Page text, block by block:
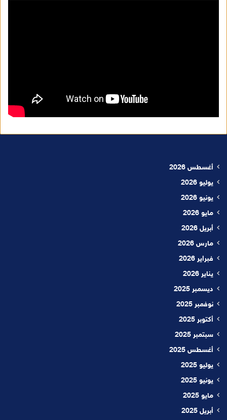
أغسطس 2026
يوليو 2026
يونيو 2026
مايو 2026
أبريل 2026
مارس 2026
فبراير 2026
يناير 2026
ديسمبر 2025
نوفمبر 2025
أكتوبر 2025
سبتمبر 2025
أغسطس 2025
يوليو 2025
يونيو 2025
مايو 2025
أبريل 2025